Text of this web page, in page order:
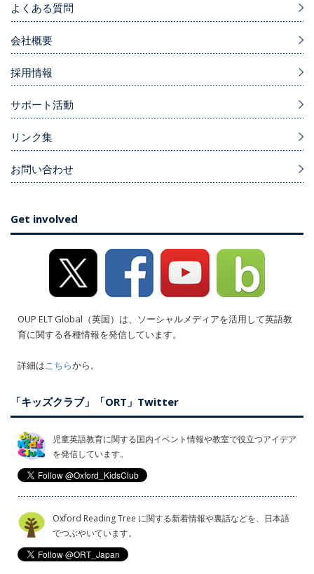
よくある質問
会社概要
採用情報
サポート活動
リンク集
お問い合わせ
Get involved
OUP ELT Global（英国）は、ソーシャルメディアを活用して英語教
育に関する各種情報を発信しています。
詳細はこちらから。
「キッズクラブ」「ORT」Twitter
児童英語教育に関する国内イベント情報や教室で役立つアイデア
を発信しています。
Oxford Reading Tree に関する新着情報や裏話などを、日本語
でつぶやいています。